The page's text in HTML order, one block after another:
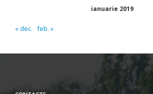
ianuarie 2019
« dec. feb. »